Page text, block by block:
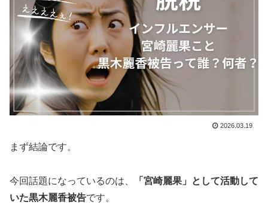
2026.03.19
まず結論です。
今回話題になっているのは、
「宮崎麗果」として活動して
いた黒木麗香被告です。